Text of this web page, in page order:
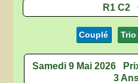
R1 C2
Couplé Trio
Samedi 9 Mai 2026
3